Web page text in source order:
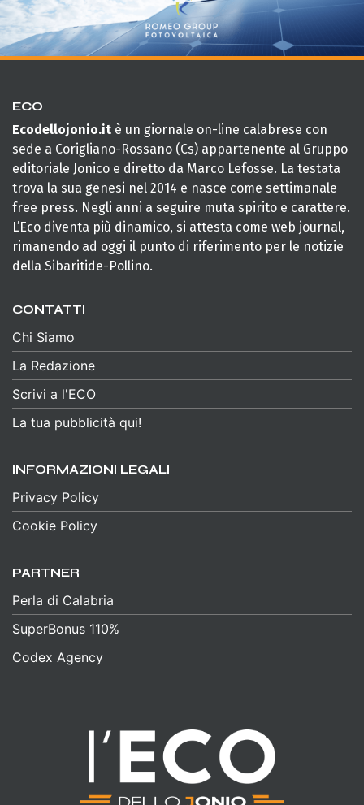
ECO
Ecodellojonio.it è un giornale on-line calabrese con
sede a Corigliano-Rossano (Cs) appartenente al Gruppo
editoriale Jonico e diretto da Marco Lefosse. La testata
trova la sua genesi nel 2014 e nasce come settimanale
free press. Negli anni a seguire muta spirito e carattere.
L’Eco diventa più dinamico, si attesta come web journal,
rimanendo ad oggi il punto di riferimento per le notizie
della Sibaritide-Pollino.
CONTATTI
Chi Siamo
La Redazione
Scrivi a l'ECO
La tua pubblicità qui!
INFORMAZIONI LEGALI
Privacy Policy
Cookie Policy
PARTNER
Perla di Calabria
SuperBonus 110%
Codex Agency